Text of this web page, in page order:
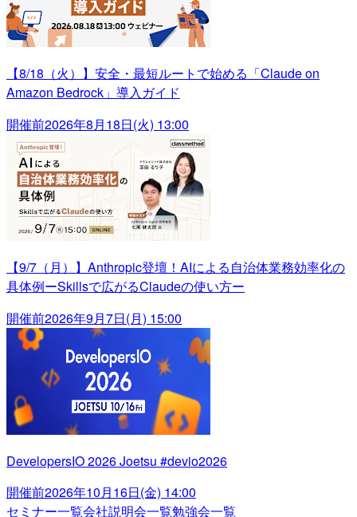
【8/18（火）】安全・最短ルートで始める「Claude on
Amazon Bedrock」導入ガイド
開催前2026年8月18日(火) 13:00
【9/7（月）】Anthropic登壇！AIによる自治体業務効率化の
具体例ーSkillsで広がるClaudeの使い方ー
開催前2026年9月7日(月) 15:00
DevelopersIO 2026 Joetsu #devio2026
開催前2026年10月16日(金) 14:00
セミナー一覧会社説明会一覧勉強会一覧